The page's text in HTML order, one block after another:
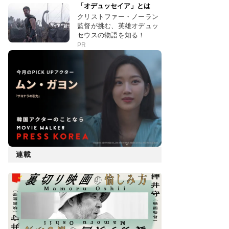
「オデュッセイア」とは
クリストファー・ノーラン
監督が挑む、英雄オデュッ
セウスの物語を知る！
PR
連載